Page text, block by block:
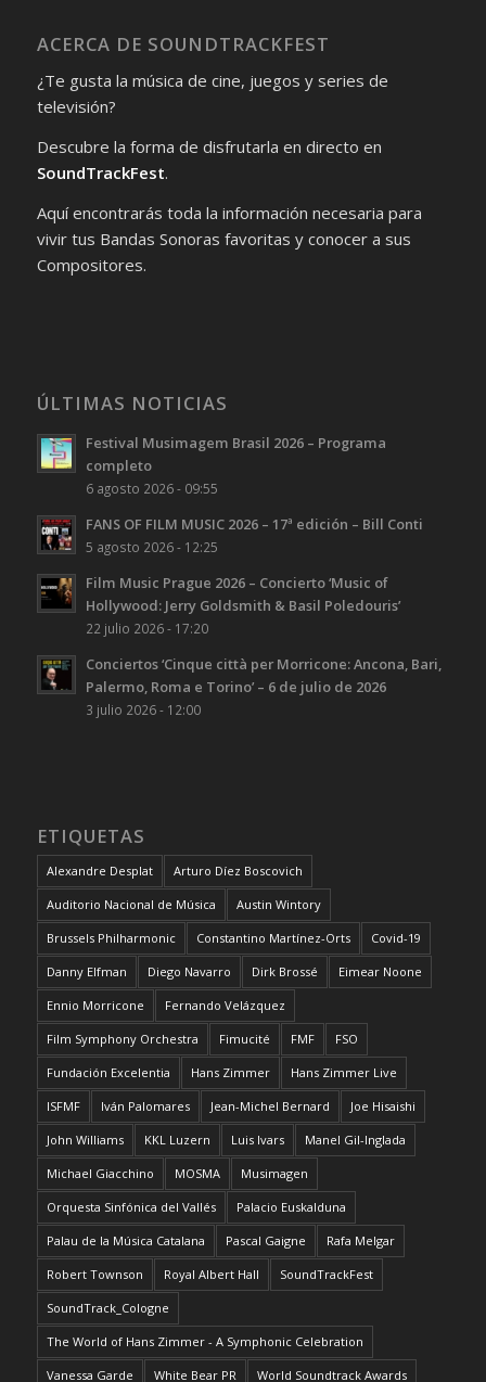
ACERCA DE SOUNDTRACKFEST
¿Te gusta la música de cine, juegos y series de
televisión?
Descubre la forma de disfrutarla en directo en
SoundTrackFest.
Aquí encontrarás toda la información necesaria para
vivir tus Bandas Sonoras favoritas y conocer a sus
Compositores.
ÚLTIMAS NOTICIAS
Festival Musimagem Brasil 2026 – Programa
completo
6 agosto 2026 - 09:55
FANS OF FILM MUSIC 2026 – 17ª edición – Bill Conti
5 agosto 2026 - 12:25
Film Music Prague 2026 – Concierto ‘Music of
Hollywood: Jerry Goldsmith & Basil Poledouris’
22 julio 2026 - 17:20
Conciertos ‘Cinque città per Morricone: Ancona, Bari,
Palermo, Roma e Torino’ – 6 de julio de 2026
3 julio 2026 - 12:00
ETIQUETAS
Alexandre Desplat Arturo Díez Boscovich
Auditorio Nacional de Música Austin Wintory
Brussels Philharmonic Constantino Martínez-Orts Covid-19
Danny Elfman Diego Navarro Dirk Brossé Eimear Noone
Ennio Morricone Fernando Velázquez
Film Symphony Orchestra Fimucité FMF FSO
Fundación Excelentia Hans Zimmer Hans Zimmer Live
ISFMF Iván Palomares Jean-Michel Bernard Joe Hisaishi
John Williams KKL Luzern Luis Ivars Manel Gil-Inglada
Michael Giacchino MOSMA Musimagen
Orquesta Sinfónica del Vallés Palacio Euskalduna
Palau de la Música Catalana Pascal Gaigne Rafa Melgar
Robert Townson Royal Albert Hall SoundTrackFest
SoundTrack_Cologne
The World of Hans Zimmer - A Symphonic Celebration
Vanessa Garde White Bear PR World Soundtrack Awards